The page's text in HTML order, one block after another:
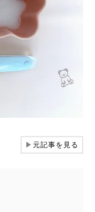
▶元記事を見る